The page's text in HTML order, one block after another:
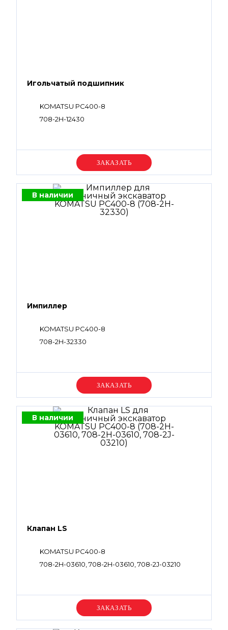
Игольчатый подшипник
KOMATSU PC400-8
708-2H-12430
Уточняйте цену
В наличии
Импиллер
KOMATSU PC400-8
708-2H-32330
Уточняйте цену
В наличии
Клапан LS
KOMATSU PC400-8
708-2H-03610, 708-2H-03610, 708-2J-03210
Уточняйте цену